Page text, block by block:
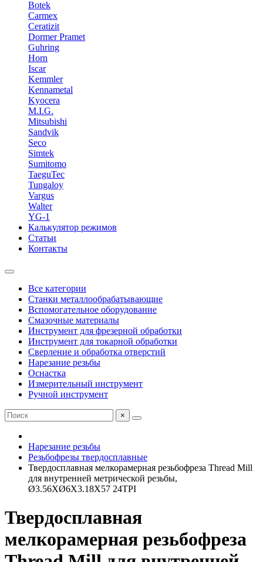
Botek
Carmex
Ceratizit
Dormer Pramet
Guhring
Horn
Iscar
Kemmler
Kennametal
Kyocera
M.I.G.
Mitsubishi
Sandvik
Seco
Simtek
Sumitomo
TaeguTec
Tungaloy
Vargus
Walter
YG-1
Калькулятор режимов
Статьи
Контакты
Все категории
Станки металлообрабатывающие
Вспомогательное оборудование
Смазочные материалы
Инструмент для фрезерной обработки
Инструмент для токарной обработки
Сверление и обработка отверстий
Нарезание резьбы
Оснастка
Измерительный инструмент
Ручной инструмент
×
Нарезание резьбы
Резьбофрезы твердосплавные
Твердосплавная мелкорамерная резьбофреза Thread Mill
для внутренней метрической резьбы,
Ø3.56XØ6X3.18X57 24TPI
Твердосплавная
мелкорамерная резьбофреза